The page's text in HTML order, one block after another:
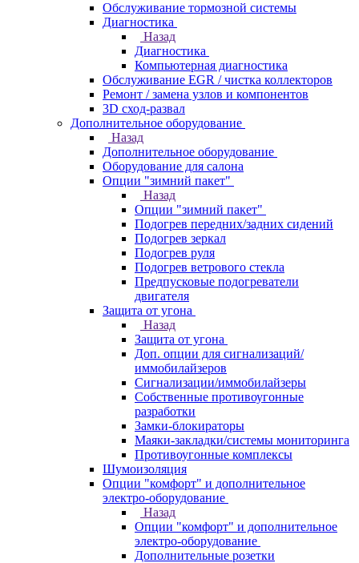
Обслуживание тормозной системы
Диагностика
Назад
Диагностика
Компьютерная диагностика
Обслуживание EGR / чистка коллекторов
Ремонт / замена узлов и компонентов
3D сход-развал
Дополнительное оборудование
Назад
Дополнительное оборудование
Оборудование для салона
Опции "зимний пакет"
Назад
Опции "зимний пакет"
Подогрев передних/задних сидений
Подогрев зеркал
Подогрев руля
Подогрев ветрового стекла
Предпусковые подогреватели
двигателя
Защита от угона
Назад
Защита от угона
Доп. опции для сигнализаций/
иммобилайзеров
Сигнализации/иммобилайзеры
Собственные противоугонные
разработки
Замки-блокираторы
Маяки-закладки/системы мониторинга
Противоугонные комплексы
Шумоизоляция
Опции "комфорт" и дополнительное
электро-оборудование
Назад
Опции "комфорт" и дополнительное
электро-оборудование
Дополнительные розетки